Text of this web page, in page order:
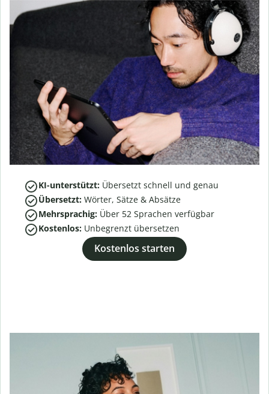
KI-unterstützt: Übersetzt schnell und genau
Übersetzt: Wörter, Sätze & Absätze
Mehrsprachig: Über 52 Sprachen verfügbar
Kostenlos: Unbegrenzt übersetzen
Kostenlos starten